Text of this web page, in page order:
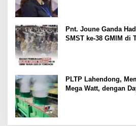
Pnt. Joune Ganda
SMST ke-38 GMIM di
PLTP Lahendong,
Mega Watt, dengan